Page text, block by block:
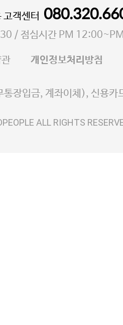
2023-서울마포-3931호
81-58242
이니시스 에스크로 서비
객센터
/ 점심시간 PM
개인정보처리방침
장입금, 계좌이체), 신용카
ALL RIGHTS